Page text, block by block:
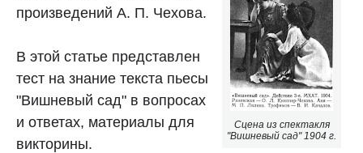
Сцена из спектакля
"Вишневый сад" 1904 г.
произведений А. П. Чехова.
В этой статье представлен
тест на знание текста пьесы
"Вишневый сад" в вопросах
и ответах, материалы для
викторины.